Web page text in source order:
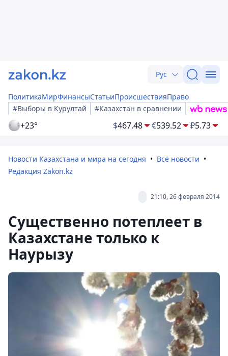
Рус
ПолитикаМирФинансыСтатьиПроисшествияПраво
#Выборы в Курултай
#Казахстан в сравнении
+23° $467.48 €539.52 ₽5.73
Новости Казахстана и мира на сегодня
Все новости
Редакция Zakon.kz
21:10, 26 февраля 2014
Существенно потеплеет в
Казахстане только к
Наурызу